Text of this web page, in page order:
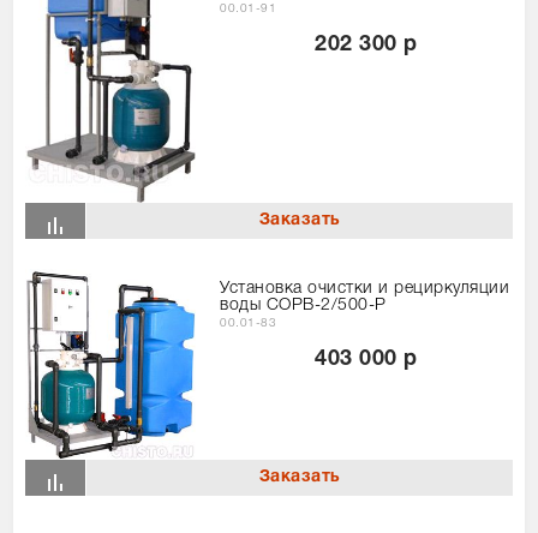
00.01-91
202 300 р
Установка очистки и рециркуляции
воды СОРВ-2/500-Р
00.01-83
403 000 р